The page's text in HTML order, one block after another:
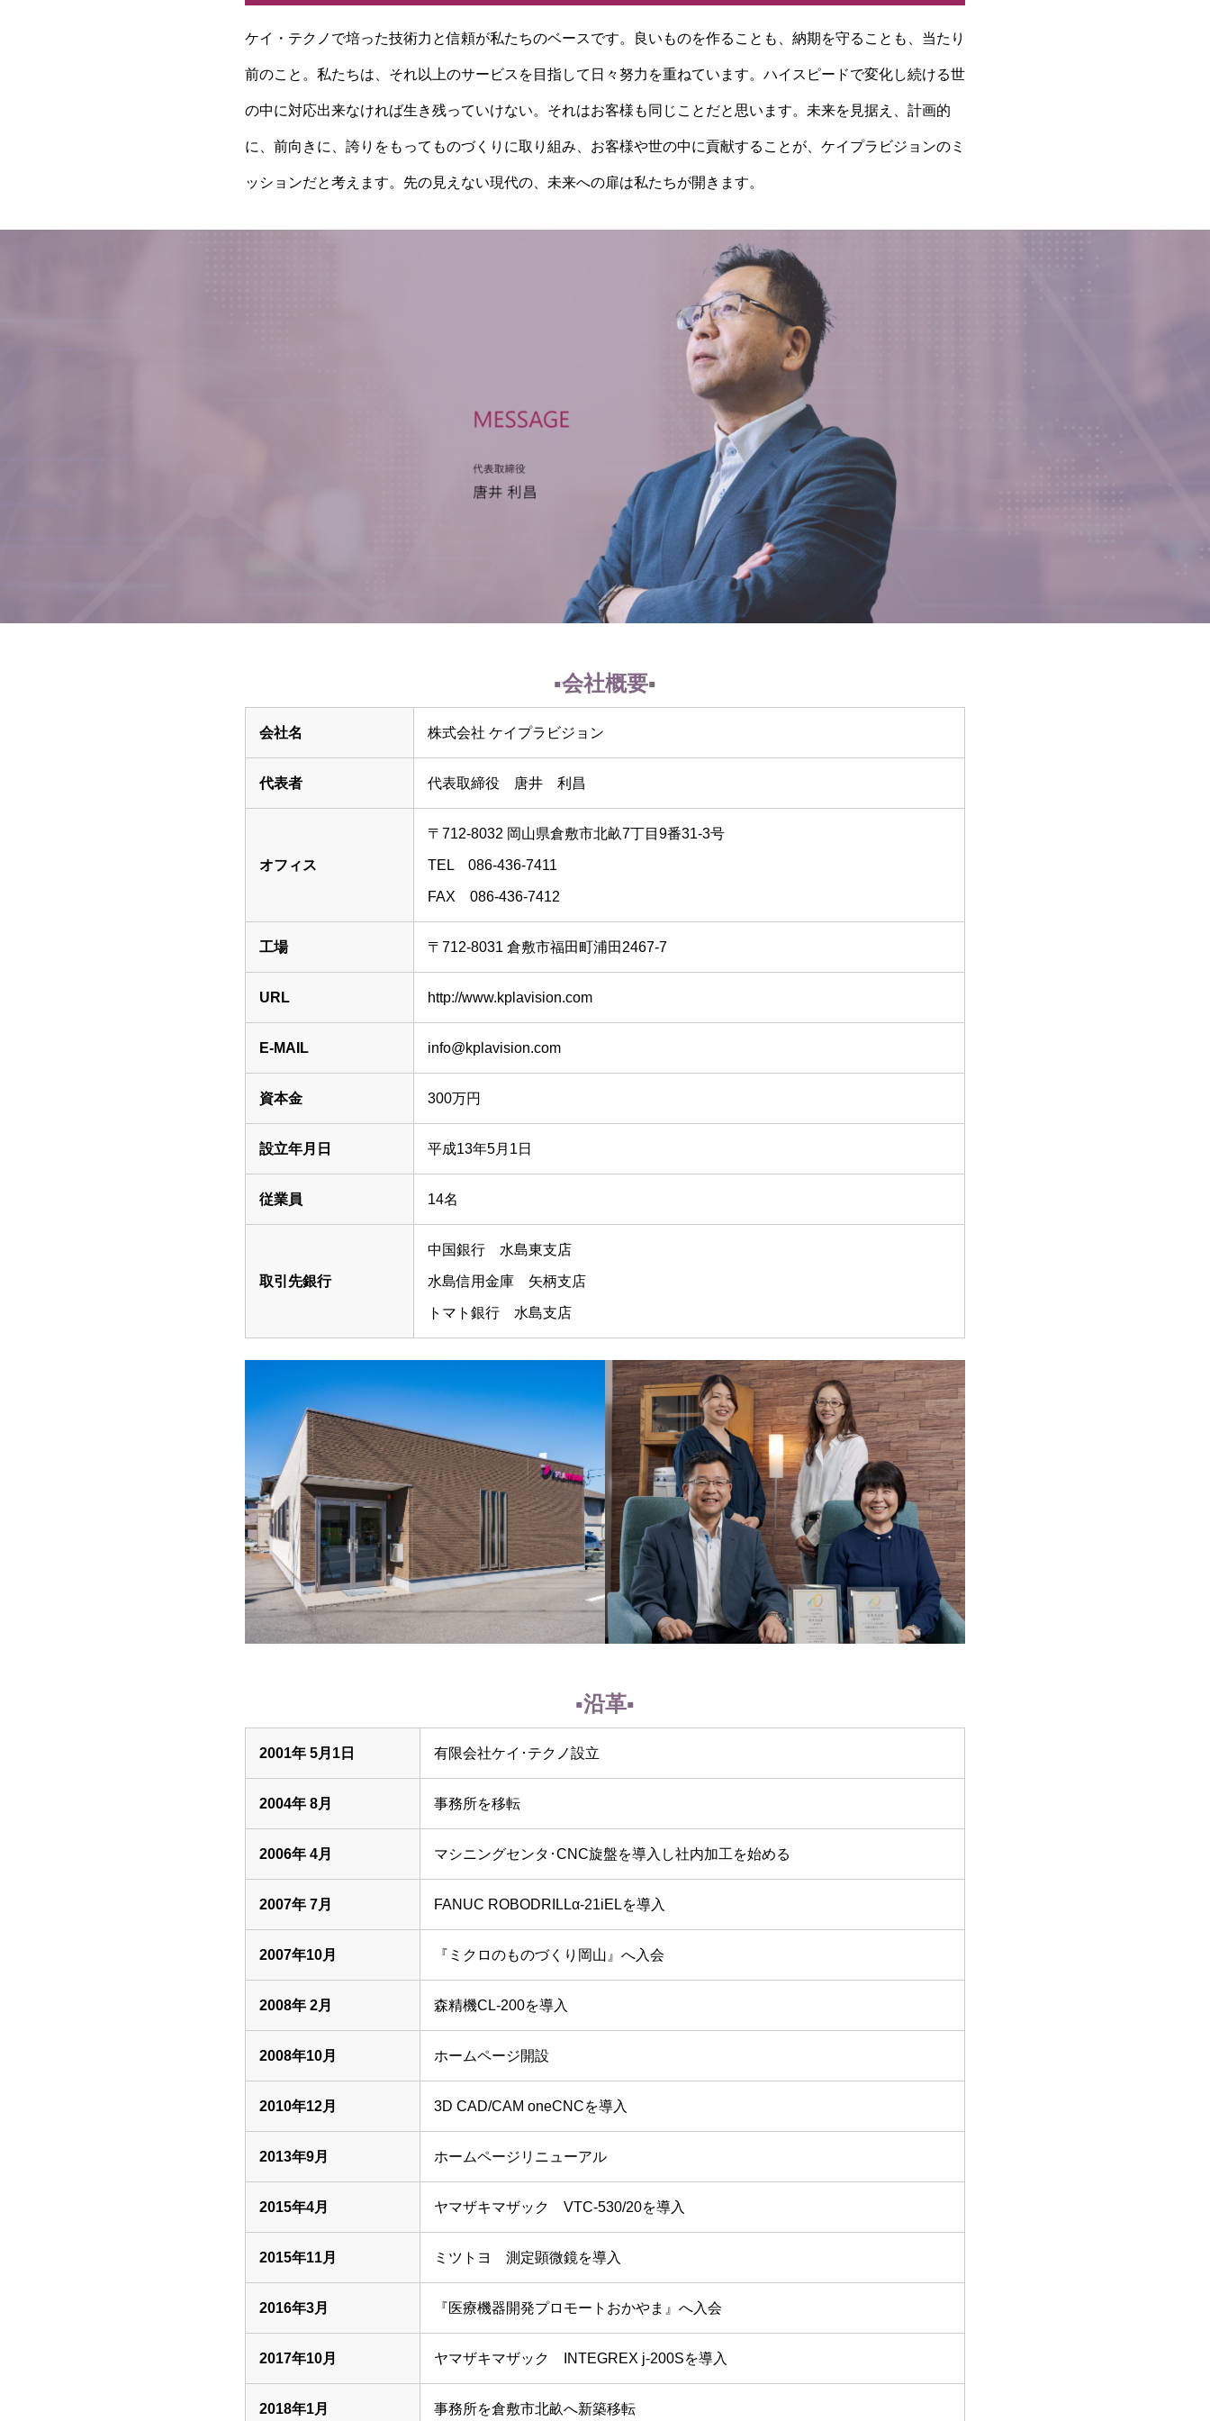
ケイ・テクノで培った技術力と信頼が私たちのベースです。良いものを作ることも、納期を守ることも、当たり
前のこと。私たちは、それ以上のサービスを目指して日々努力を重ねています。ハイスピードで変化し続ける世
の中に対応出来なければ生き残っていけない。それはお客様も同じことだと思います。未来を見据え、計画的
に、前向きに、誇りをもってものづくりに取り組み、お客様や世の中に貢献することが、ケイプラビジョンのミ
ッションだと考えます。先の見えない現代の、未来への扉は私たちが開きます。
会社概要
会社名 株式会社 ケイプラビジョン
代表者 代表取締役 唐井 利昌
オフィス
〒712-8032 岡山県倉敷市北畝7丁目9番31-3号
TEL 086-436-7411
FAX 086-436-7412
工場 〒712-8031 倉敷市福田町浦田2467-7
URL http://www.kplavision.com
E-MAIL info@kplavision.com
資本金 300万円
設立年月日 平成13年5月1日
従業員 14名
取引先銀行
中国銀行 水島東支店
水島信用金庫 矢柄支店
トマト銀行 水島支店
沿革
2001年 5月1日 有限会社ケイ･テクノ設立
2004年 8月 事務所を移転
2006年 4月 マシニングセンタ･CNC旋盤を導入し社内加工を始める
2007年 7月 FANUC ROBODRILLα-21iELを導入
2007年10月 『ミクロのものづくり岡山』へ入会
2008年 2月 森精機CL-200を導入
2008年10月 ホームページ開設
2010年12月 3D CAD/CAM oneCNCを導入
2013年9月 ホームページリニューアル
2015年4月 ヤマザキマザック VTC-530/20を導入
2015年11月 ミツトヨ 測定顕微鏡を導入
2016年3月 『医療機器開発プロモートおかやま』へ入会
2017年10月 ヤマザキマザック INTEGREX j-200Sを導入
2018年1月 事務所を倉敷市北畝へ新築移転